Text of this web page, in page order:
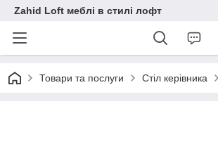
Zahid Loft меблі в стилі лофт
Товари та послуги Стіл керівника